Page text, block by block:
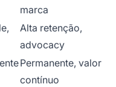
marca
Alta retenção,
advocacy
Permanente, valor
contínuo